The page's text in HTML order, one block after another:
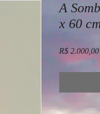
A
x 60
R$ 2.000,00